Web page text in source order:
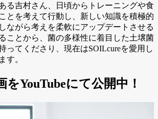
る吉村さん、日頃からトレーニングや食
とを考えて行動し、新しい知識を積極的
ながら考えを柔軟にアップデートさせる
ことから、菌の多様性に着目した土壌菌
ってくださり、現在はSOILcureを愛用し
す。
をYouTubeにて公開中！